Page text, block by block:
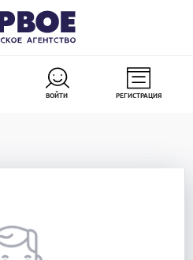
ВОЙТИ РЕГИСТРАЦИЯ